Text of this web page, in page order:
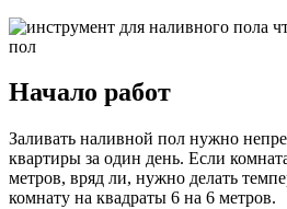
Начало работ
Заливать наливной пол нужно
квартиры за один день. Если
метров, вряд ли, нужно делать
комнату на квадраты 6 на 6 метров.